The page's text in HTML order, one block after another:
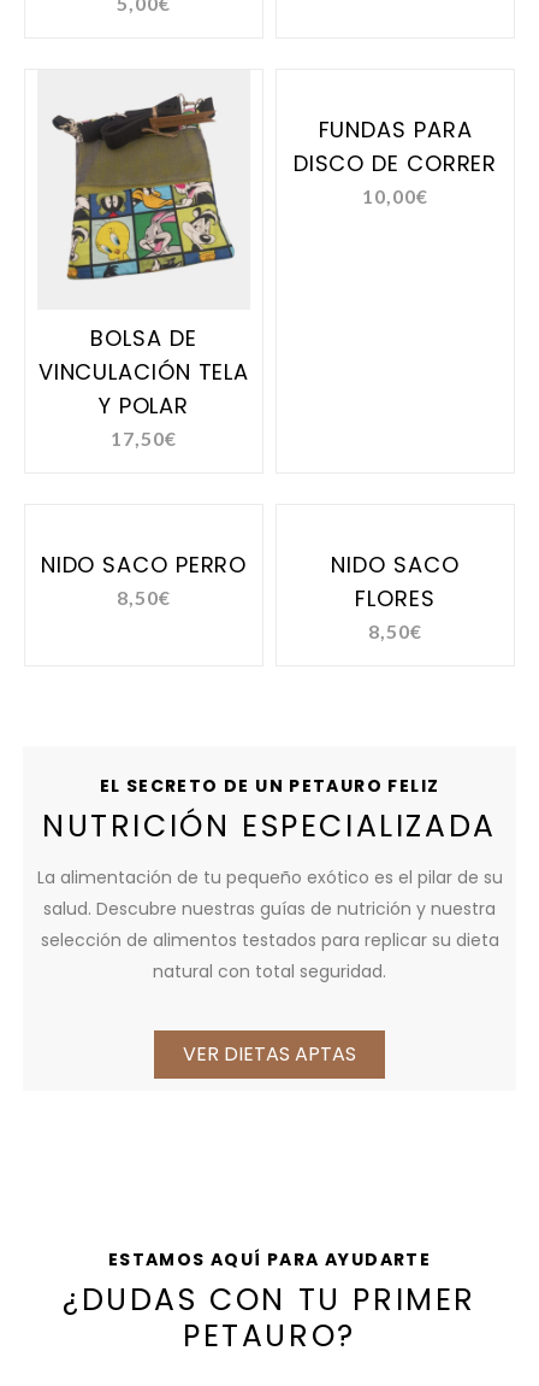
BOLSA DE
VINCULACIÓN TELA
Y POLAR
17,50€
FUNDAS PARA
DISCO DE CORRER
10,00€
SOLD
NIDO SACO PERRO
8,50€
NIDO SACO
FLORES
8,50€
EL SECRETO DE UN PETAURO FELIZ
NUTRICIÓN ESPECIALIZADA
La alimentación de tu pequeño exótico es el pilar de su
salud. Descubre nuestras guías de nutrición y nuestra
selección de alimentos testados para replicar su dieta
natural con total seguridad.
VER DIETAS APTAS
ESTAMOS AQUÍ PARA AYUDARTE
¿DUDAS CON TU PRIMER
PETAURO?